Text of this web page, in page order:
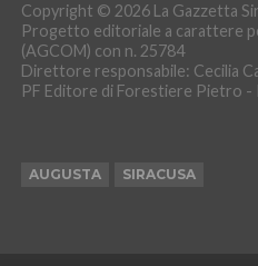
Copyright © 2026 La Gazzetta
Progetto editoriale a carattere
(AGCOM) con n. 25784
Direttore responsabile: Cecilia
PF Editore di Forestiere Pietro -
AUGUSTA SIRACUSA